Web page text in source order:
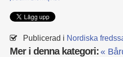
Publicerad i Nordiska
Mer i denna kategori: «